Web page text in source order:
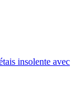
insolente avec